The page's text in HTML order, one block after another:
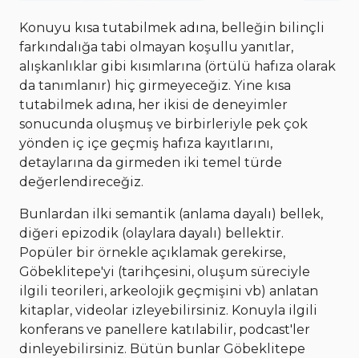
Konuyu kısa tutabilmek adına, belleğin bilinçli
farkındalığa tabi olmayan koşullu yanıtlar,
alışkanlıklar gibi kısımlarına (örtülü hafıza olarak
da tanımlanır) hiç girmeyeceğiz. Yine kısa
tutabilmek adına, her ikisi de deneyimler
sonucunda oluşmuş ve birbirleriyle pek çok
yönden iç içe geçmiş hafıza kayıtlarını,
detaylarına da girmeden iki temel türde
değerlendireceğiz.
Bunlardan ilki semantik (anlama dayalı) bellek,
diğeri epizodik (olaylara dayalı) bellektir.
Popüler bir örnekle açıklamak gerekirse,
Göbeklitepe'yi (tarihçesini, oluşum süreciyle
ilgili teorileri, arkeolojik geçmişini vb) anlatan
kitaplar, videolar izleyebilirsiniz. Konuyla ilgili
konferans ve panellere katılabilir, podcast'ler
dinleyebilirsiniz. Bütün bunlar Göbeklitepe